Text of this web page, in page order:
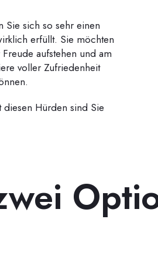
Sie sich so sehr einen
erfüllt. Sie möchten
aufstehen und am
voller Zufriedenheit
diesen Hürden sind Sie